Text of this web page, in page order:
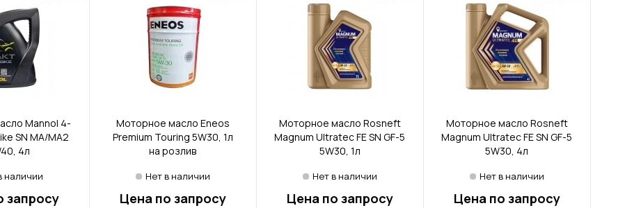
Mannol 4-
SN MA/MA2
4л
наличии
запросу
Моторное масло Eneos
Premium Touring 5W30, 1л
на розлив
Нет в наличии
Цена по запросу
Моторное масло Rosneft
Magnum Ultratec FE SN GF-5
5W30, 1л
Нет в наличии
Цена по запросу
Моторное масло Rosneft
Magnum Ultratec FE SN GF-5
5W30, 4л
Нет в наличии
Цена по запросу